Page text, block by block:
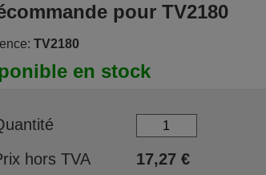
pour TV2180
TV2180
en stock
hors TVA
17,27€